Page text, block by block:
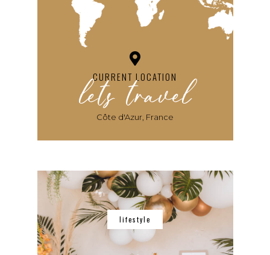
CURRENT LOCATION
lets travel
Côte d'Azur, France
lifestyle